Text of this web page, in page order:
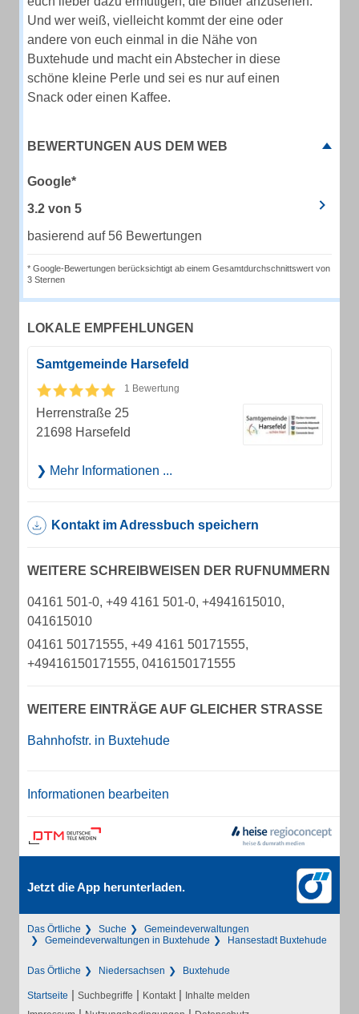
Und wer weiß, vielleicht kommt der eine oder
andere von euch einmal in die Nähe von
Buxtehude und macht ein Abstecher in diese
schöne kleine Perle und sei es nur auf einen
Snack oder einen Kaffee.
BEWERTUNGEN AUS DEM WEB
Google*
3.2 von 5
basierend auf 56 Bewertungen
* Google-Bewertungen berücksichtigt ab einem Gesamtdurchschnittswert von
3 Sternen
LOKALE EMPFEHLUNGEN
Samtgemeinde Harsefeld
1 Bewertung
Herrenstraße 25
21698 Harsefeld
Mehr Informationen ...
Kontakt im Adressbuch speichern
WEITERE SCHREIBWEISEN DER RUFNUMMERN
04161 501-0, +49 4161 501-0, +4941615010,
041615010
04161 50171555, +49 4161 50171555,
+49416150171555, 0416150171555
WEITERE EINTRÄGE AUF GLEICHER STRASSE
Bahnhofstr. in Buxtehude
Informationen bearbeiten
Jetzt die App herunterladen.
Das Örtliche Suche
Gemeindeverwaltungen
Gemeindeverwaltungen in Buxtehude
Hansestadt Buxtehude
Das Örtliche Niedersachsen Buxtehude
Startseite | Suchbegriffe | Kontakt | Inhalte melden